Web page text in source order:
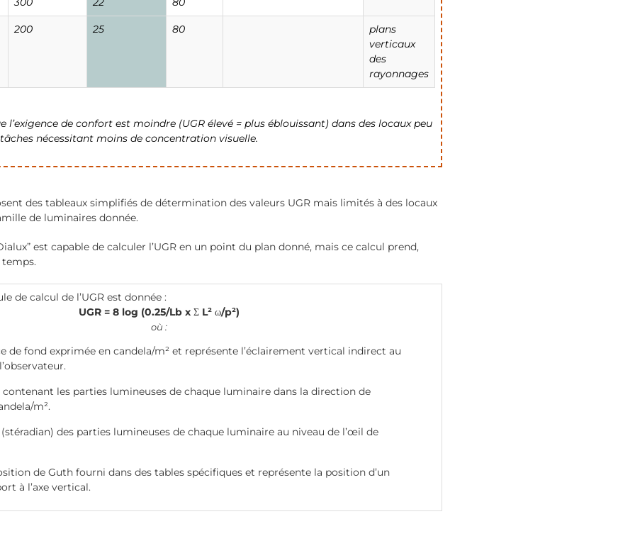
200 25 80
plans
verticaux
des
rayonnages
l’exigence de confort est moindre (UGR élevé = plus éblouissant) dans des locaux peu
nécessitant moins de concentration visuelle.
des tableaux simplifiés de détermination des valeurs UGR mais limités à des locaux
de luminaires donnée.
est capable de calculer l’UGR en un point du plan donné, mais ce calcul prend,
de calcul de l’UGR est donnée :
UGR = 8 log (0.25/Lb x ΣL² ω/p²)
où :
de fond exprimée en candela/m² et représente l’éclairement vertical indirect au
les parties lumineuses de chaque luminaire dans la direction de
m².
des parties lumineuses de chaque luminaire au niveau de l’œil de
de Guth fourni dans des tables spécifiques et représente la position d’un
à l’axe vertical.